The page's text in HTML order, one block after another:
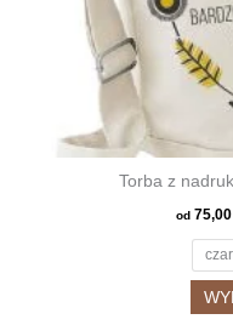
Torba z
od 75,00